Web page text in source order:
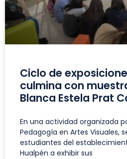
Ciclo de
culmina con
Blanca Estela Prat
En una actividad organizada
Pedagogía en Artes Visuales,
estudiantes del
Hualpén a exhibir sus